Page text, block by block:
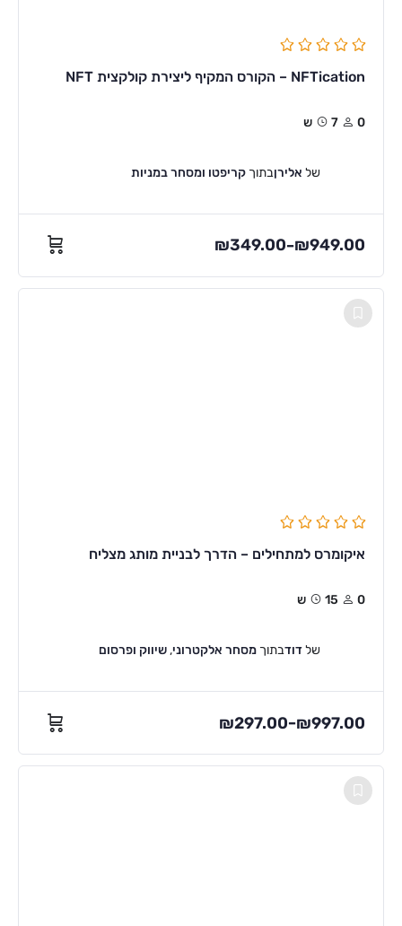
NFTication – הקורס המקיף ליצירת קולקצית NFT
0 7ש
של אלירןבתוך קריפטו ומסחר במניות
₪349.00–₪949.00
איקומרס למתחילים – הדרך לבניית מותג מצליח
0 15ש
שלדודבתוך מסחר אלקטרוני, שיווק ופרסום
₪297.00–₪997.00